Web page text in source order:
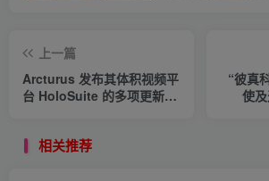
上一篇
Arcturus 发布其体积视频平
台 HoloSuite 的多项更新
“彼真
使
相关推荐